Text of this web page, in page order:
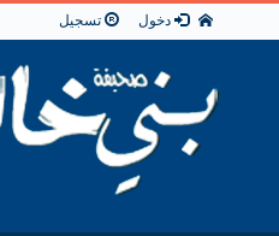
دخول تسجيل